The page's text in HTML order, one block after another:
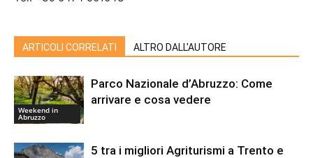
ARTICOLI CORRELATI ALTRO DALL'AUTORE
Weekend in
Abruzzo
Parco Nazionale d’Abruzzo: Come
arrivare e cosa vedere
5 tra i migliori Agriturismi a Trento e